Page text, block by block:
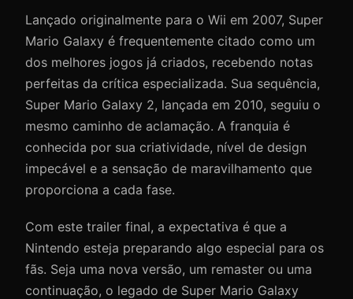
Lançado originalmente para o Wii em 2007, Super
Mario Galaxy é frequentemente citado como um
dos melhores jogos já criados, recebendo notas
perfeitas da crítica especializada. Sua sequência,
Super Mario Galaxy 2, lançada em 2010, seguiu o
mesmo caminho de aclamação. A franquia é
conhecida por sua criatividade, nível de design
impecável e a sensação de maravilhamento que
proporciona a cada fase.
Com este trailer final, a expectativa é que a
Nintendo esteja preparando algo especial para os
fãs. Seja uma nova versão, um remaster ou uma
continuação, o legado de Super Mario Galaxy